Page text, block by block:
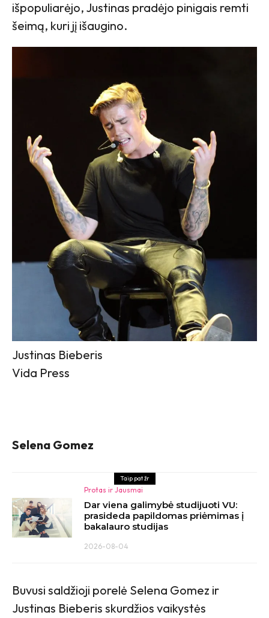
išpopuliarėjo, Justinas pradėjo pinigais remti
šeimą, kuri jį išaugino.
Justinas Bieberis
Vida Press
Selena Gomez
Taip pat žr
Protas ir Jausmai
Dar viena galimybė studijuoti VU:
prasideda papildomas priėmimas į
bakalauro studijas
2026-08-04
Buvusi saldžioji porelė Selena Gomez ir
Justinas Bieberis skurdžios vaikystės